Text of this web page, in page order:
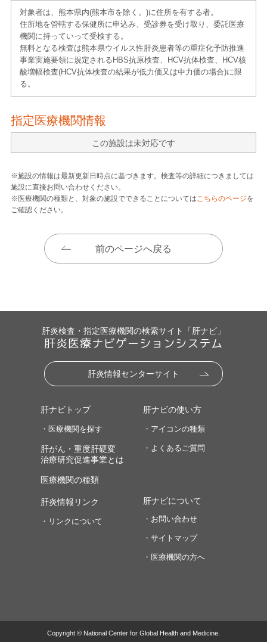
対象者は、熊本県内(熊本市を除く。)に住所を有する者。
住所地を管轄する保健所に申込み、受診券を受け取り、委託医療
機関に持っていって受検する。
無料となる検査は熊本県ウイルス性肝炎患者等の重症化予防推進
事業実施要領に規定されるHBS抗原検査、HCV抗体検査、HCV核
酸増幅検査(HCV抗体検査の結果が低力価又は中力価の場合)に限
る。
指定医療機関情報
この施設は未対応です
※施設の情報は最新更新日時点に基づきます。検査等の詳細につきましては
施設に直接お問い合わせください。
※医療機関の種類と、対象の施設でできることについてはこちらのページを
ご確認ください。
前のページへ戻る
肝炎検査・指定医療機関の検索サイト「肝ナビ」
肝炎医療ナビゲーションシステム
肝炎情報センターサイト
肝ナビトップ
・医療機関を探す
肝がん・重度肝硬変
治療研究促進事業とは
医療機関の種類
肝ナビの使い方
・アイコンの種類
・よくあるご質問
肝炎情報リンク
・リンクについて
肝ナビについて
・お問い合わせ
・サイトマップ
・医療機関の方へ
Copyright © National Center for Global Health and Medicine.